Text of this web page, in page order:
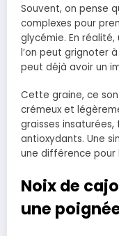
Souvent, on pense
complexes pour
glycémie. En
l’on peut grignoter
peut déjà avoir un
Cette graine, ce
crémeux et
graisses
antioxydants. Une
une différence pour
Noix de
une